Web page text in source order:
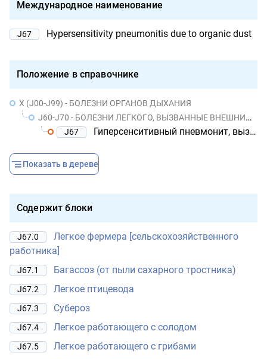
Международное наименование
J67 Hypersensitivity pneumonitis due to organic dust
Положение в справочнике
X (J00-J99) - БОЛЕЗНИ ОРГАНОВ ДЫХАНИЯ
J60-J70 - БОЛЕЗНИ ЛЕГКОГО, ВЫЗВАННЫЕ ВНЕШНИМИ АГЕНТАМИ
J67
Гиперсенситивный пневмонит, вызванный органической пылью
Показать в дереве
Содержит блоки
J67.0
Легкое фермера [сельскохозяйственного
работника]
J67.1 Багассоз (от пыли сахарного тростника)
J67.2 Легкое птицевода
J67.3 Субероз
J67.4 Легкое работающего с солодом
J67.5 Легкое работающего с грибами